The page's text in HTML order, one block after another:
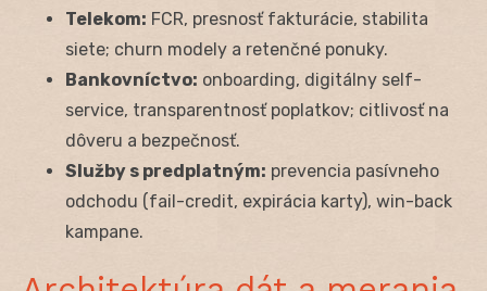
Telekom: FCR, presnosť fakturácie, stabilita
siete; churn modely a retenčné ponuky.
Bankovníctvo: onboarding, digitálny self-
service, transparentnosť poplatkov; citlivosť na
dôveru a bezpečnosť.
Služby s predplatným: prevencia pasívneho
odchodu (fail-credit, expirácia karty), win-back
kampane.